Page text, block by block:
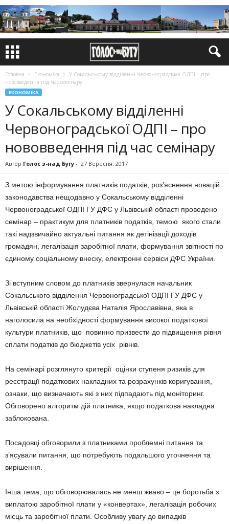
Головна Економіка
У Сокальському відділенні Червоноградської ОДПІ – про
нововведення під час семінару
ЕКОНОМІКА
У Сокальському відділенні
Червоноградської ОДПІ – про
нововведення під час семінару
Автор Голос з-над Бугу - 27 Вересня, 2017
З метою інформування платників податків, роз’яснення новацій
законодавства нещодавно у Сокальському відділенні
Червоноградської ОДПІ ГУ ДФС у Львівській області проведено
семінар – практикум для платників податків, темою якого стали
такі надзвичайно актуальні питання як детінізації доходів
громадян, легалізація заробітної плати, формування звітності по
єдиному соціальному внеску, електронні сервіси ДФС України.
Зі вступним словом до платників звернулася начальник
Сокальського відділення Червоноградської ОДПІ ГУ ДФС у
Львівській області Жолудєва Наталія Ярославівна, яка в
наголосила на необхідності формування високої податкової
культури платників, що повинно призвести до підвищення рівня
сплати податків до бюджетів усіх рівнів.
На семінарі розглянуто критерії оцінки ступеня ризиків для
реєстрації податкових накладних та розрахунків коригування,
ознаки, що визначають які з них підпадають під моніторинг.
Обговорено алгоритм дій платника, якщо податкова накладна
заблокована.
Посадовці обговорили з платниками проблемні питання та
з’ясували питання, що потребують подальшого уточнення та
вирішення.
Інша тема, що обговорювалась не менш жваво – це боротьба з
виплатою заробітної плати у «конвертах», легалізація робочих
місць та заробітної плати. Особливу увагу до випадків